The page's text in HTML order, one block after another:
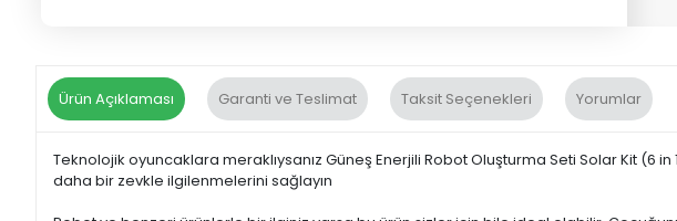
Ürün Açıklaması Garanti ve Teslimat Taksit Seçenekleri Yorumlar
Teknolojik oyuncaklara meraklıysanız Güneş Enerjili Robot Oluşturma Seti Solar Kit (6
daha bir zevkle ilgilenmelerini sağlayın